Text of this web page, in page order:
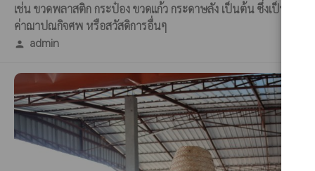
เช่น ขวดพลาสติก กระป๋อง ขวดแก้ว กระดาษลัง เป็นต้น ซึ่งเป็นโค
ค่าฌาปณกิจศพ หรือสวัสดิการอื่นๆ
person admin